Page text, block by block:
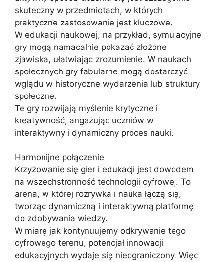
skuteczny w przedmiotach, w których
praktyczne zastosowanie jest kluczowe.
W edukacji naukowej, na przykład, symulacyjne
gry mogą namacalnie pokazać złożone
zjawiska, ułatwiając zrozumienie. W naukach
społecznych gry fabularne mogą dostarczyć
wglądu w historyczne wydarzenia lub struktury
społeczne.
Te gry rozwijają myślenie krytyczne i
kreatywność, angażując uczniów w
interaktywny i dynamiczny proces nauki.
Harmonijne połączenie
Krzyżowanie się gier i edukacji jest dowodem
na wszechstronność technologii cyfrowej. To
arena, w której rozrywka i nauka łączą się,
tworząc dynamiczną i interaktywną platformę
do zdobywania wiedzy.
W miarę jak kontynuujemy odkrywanie tego
cyfrowego terenu, potencjał innowacji
edukacyjnych wydaje się nieograniczony. Więc